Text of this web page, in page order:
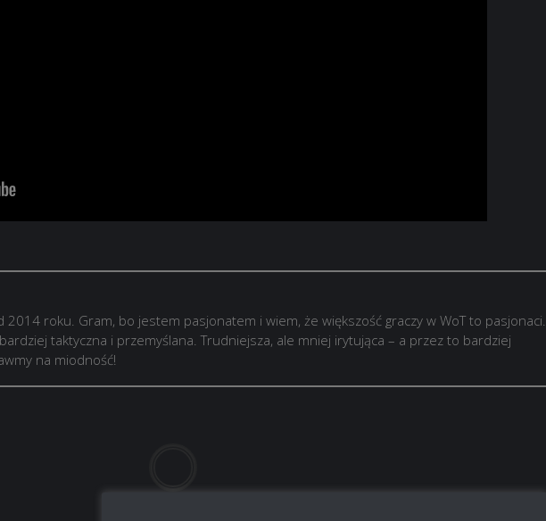
2014 roku. Gram, bo jestem pasjonatem i wiem, że większość graczy w WoT to pasjonaci.
taktyczna i przemyślana. Trudniejsza, ale mniej irytująca – a przez to bardziej
na miodność!